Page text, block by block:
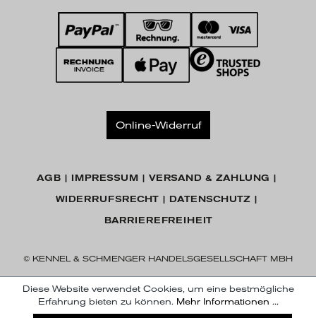
Online-Widerruf
AGB IMPRESSUM VERSAND & ZAHLUNG
WIDERRUFSRECHT DATENSCHUTZ
BARRIEREFREIHEIT
© KENNEL & SCHMENGER HANDELSGESELLSCHAFT MBH
Diese Website verwendet Cookies, um eine bestmögliche
Erfahrung bieten zu können. Mehr Informationen ...